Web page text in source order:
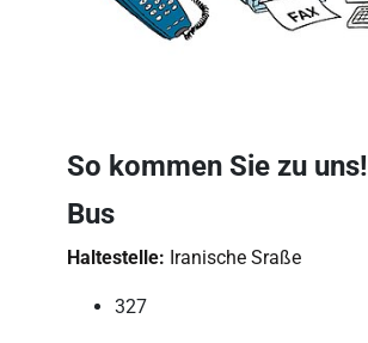
So kommen Sie zu uns!
Bus
Haltestelle: Iranische Sraße
327